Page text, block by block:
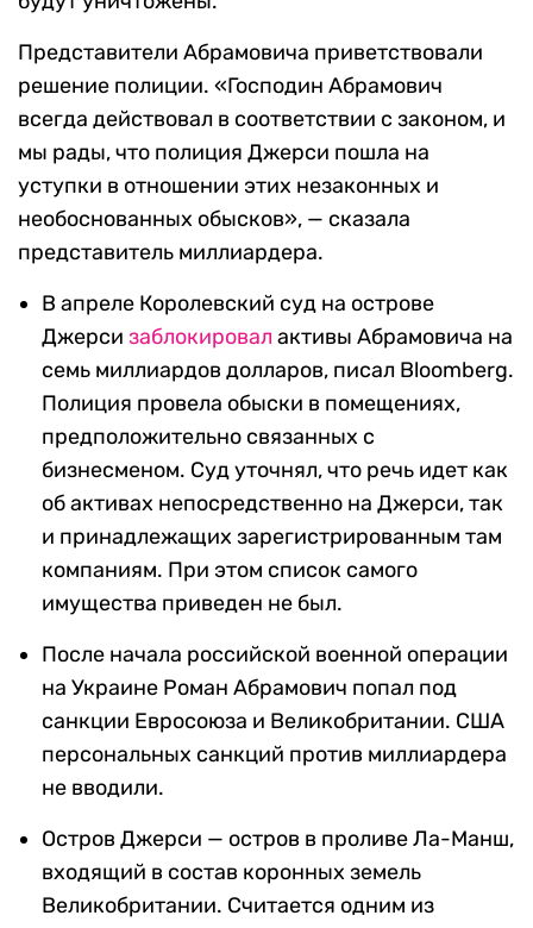
Представители Абрамовича приветствовали
решение полиции. «Господин Абрамович
всегда действовал в соответствии с законом, и
мы рады, что полиция Джерси пошла на
уступки в отношении этих незаконных и
необоснованных обысков», — сказала
представитель миллиардера.
В апреле Королевский суд на острове
Джерси заблокировал активы Абрамовича на
семь миллиардов долларов, писал Bloomberg.
Полиция провела обыски в помещениях,
предположительно связанных с
бизнесменом. Суд уточнял, что речь идет как
об активах непосредственно на Джерси, так
и принадлежащих зарегистрированным там
компаниям. При этом список самого
имущества приведен не был.
После начала российской военной операции
на Украине Роман Абрамович попал под
санкции Евросоюза и Великобритании. США
персональных санкций против миллиардера
не вводили.
Остров Джерси — остров в проливе Ла-Манш,
входящий в состав коронных земель
Великобритании. Считается одним из